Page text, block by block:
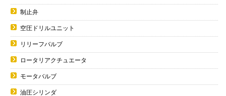
制止弁
空圧ドリルユニット
リリーフバルブ
ロータリアクチュエータ
モータバルブ
油圧シリンダ